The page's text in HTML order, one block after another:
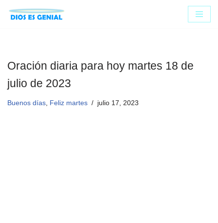
Oración diaria para hoy martes 18 de
julio de 2023
Buenos días, Feliz martes julio 17, 2023